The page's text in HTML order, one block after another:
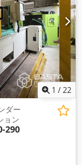
1 /22
ダー
ョン
290